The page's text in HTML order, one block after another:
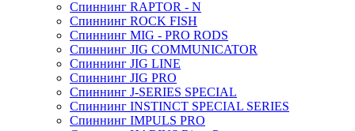
Спиннинг RAPTOR - N
Спиннинг ROCK FISH
Спиннинг MIG - PRO RODS
Спиннинг JIG COMMUNICATOR
Спиннинг JIG LINE
Спиннинг JIG PRO
Спиннинг J-SERIES SPECIAL
Спиннинг INSTINCT SPECIAL SERIES
Спиннинг IMPULS PRO